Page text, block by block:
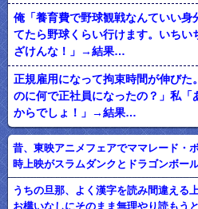
俺「養育費で野球観戦なんていい身
てたら野球くらい行けます。いちい
ざけんな！」→結果…
正規雇用になって拘束時間が伸びた
のに何で正社員になったの？」私「
からでしょ！」→結果…
昔、東映アニメフェアでママレード・
時上映がスラムダンクとドラゴンボー
うちの旦那、よく漢字を読み間違える
お構いなしにそのまま無理やり読もうと